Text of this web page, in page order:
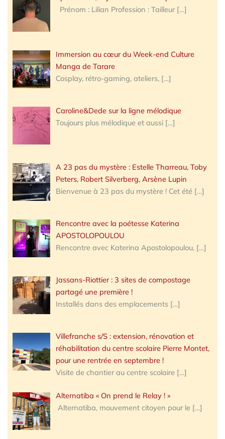
Prénom : Lilian Profession : Tailleur […]
Immersion au cœur du Week-end Culture
Manga de Tarare
Cosplay, rétro-gaming, ateliers, […]
Caroline&Dede sur la ligne mélodique
Toujours plus mélodique et aussi […]
A 23 pas du mystère : Estelle Tharreau, Toby
Peters, Robert Silverberg, Arsène Lupin
Bienvenue à 23 pas du mystère ! Cet été […]
Rencontre avec la poétesse Katerina
APOSTOLOPOULOU
Rencontre avec Katerina Apostolopoulou, […]
Jassans-Riottier : 3 sites de compostage
partagé une première !
Installés dans des emplacements […]
Villefranche s/S : extension, rénovation et
réhabilitation du centre scolaire Pierre Montet,
pour une rentrée en septembre !
Visite de chantier au centre scolaire […]
Alternatiba « On prend le Relay ! »
Alternatiba, mouvement citoyen pour le […]